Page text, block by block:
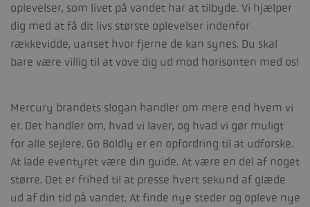
oplevelser, som livet på vandet har at tilbyde. Vi hjælper
dig med at få dit livs største oplevelser indenfor
rækkevidde, uanset hvor fjerne de kan synes. Du skal
bare være villig til at vove dig ud mod horisonten med os!
Mercury brandets slogan handler om mere end hvem vi
er. Det handler om, hvad vi laver, og hvad vi gør muligt
for alle sejlere. Go Boldly er en opfordring til at udforske.
At lade eventyret være din guide. At være en del af noget
større. Det er frihed til at presse hvert sekund af glæde
ud af din tid på vandet. At finde nye steder og opleve nye